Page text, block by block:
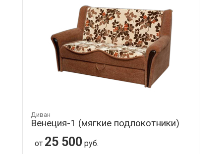
Диван
Венеция-1 (мягкие подлокотники)
от 25 500 руб.